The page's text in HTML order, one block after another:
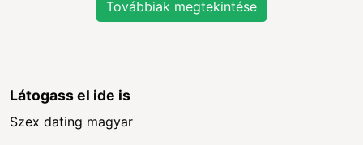
Továbbiak megtekintése
Látogass el ide is
Szex dating magyar